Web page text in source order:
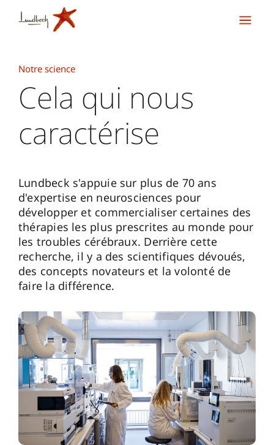
Notre science
Cela qui nous
caractérise
Lundbeck s'appuie sur plus de 70 ans
d'expertise en neurosciences pour
développer et commercialiser certaines des
thérapies les plus prescrites au monde pour
les troubles cérébraux. Derrière cette
recherche, il y a des scientifiques dévoués,
des concepts novateurs et la volonté de
faire la différence.